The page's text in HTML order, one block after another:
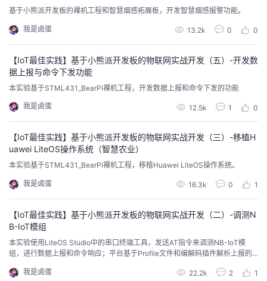
子
直
的
动
我
关
我
的
开
者
学
堂
我
的
我
我
的
我
支
持
我
的
技
我
的
基于小熊派开发板的裸机工程和智慧烟感拓展板，开发智慧烟感报警功能。
我是卤蛋 13.2k 0 0
【IoT最佳实践】基于小熊派开发板的物联网实战开发（五）-开发数
据上报与命令下发功能
本实验基于STML431_BearPi裸机工程，开发数据上报和命令下发的功能
我是卤蛋 12.5k 1 0
【IoT最佳实践】基于小熊派开发板的物联网实战开发（三）-移植H
uawei LiteOS操作系统（智慧农业）
本实验基于STML431_BearPi裸机工程，移植Huawei LiteOS操作系统。
我是卤蛋 16.3k 0 1
【IoT最佳实践】基于小熊派开发板的物联网实战开发（二）-调测N
B-IoT模组
本实验使用LiteOS Studio中的串口终端工具，发送AT指令来调测NB-IoT模
组，进行数据上报和命令响应；平台基于Profile文件和编解码插件解析上报的
我是卤蛋
22.2k 2 1